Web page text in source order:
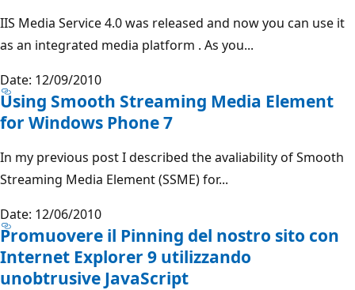
IIS Media Service 4.0 was released and now you can use it
as an integrated media platform . As you...
Date: 12/09/2010
Using Smooth Streaming Media Element
for Windows Phone 7
In my previous post I described the avaliability of Smooth
Streaming Media Element (SSME) for...
Date: 12/06/2010
Promuovere il Pinning del nostro sito con
Internet Explorer 9 utilizzando
unobtrusive JavaScript